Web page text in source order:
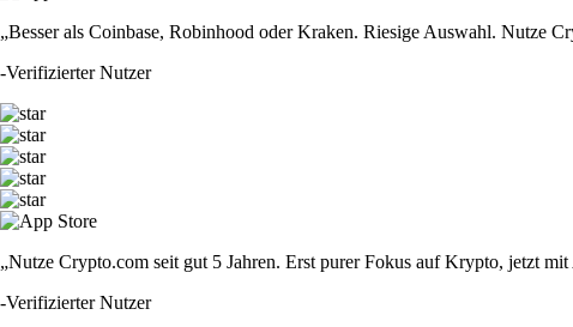
„Besser als Coinbase, Robinhood oder Kraken. Riesige Auswahl. Nutze
-Verifizierter Nutzer
„Nutze Crypto.com seit gut 5 Jahren. Erst purer Fokus auf Krypto, jetzt
-Verifizierter Nutzer